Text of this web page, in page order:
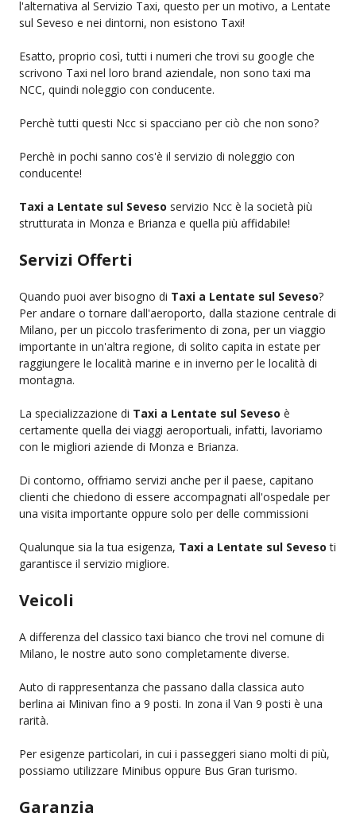
l'alternativa al Servizio Taxi, questo per un motivo, a Lentate
sul Seveso e nei dintorni, non esistono Taxi!
Esatto, proprio così, tutti i numeri che trovi su google che
scrivono Taxi nel loro brand aziendale, non sono taxi ma
NCC, quindi noleggio con conducente.
Perchè tutti questi Ncc si spacciano per ciò che non sono?
Perchè in pochi sanno cos'è il servizio di noleggio con
conducente!
Taxi a Lentate sul Seveso servizio Ncc è la società più
strutturata in Monza e Brianza e quella più affidabile!
Servizi Offerti
Quando puoi aver bisogno di Taxi a Lentate sul Seveso?
Per andare o tornare dall'aeroporto, dalla stazione centrale di
Milano, per un piccolo trasferimento di zona, per un viaggio
importante in un'altra regione, di solito capita in estate per
raggiungere le località marine e in inverno per le località di
montagna.
La specializzazione di Taxi a Lentate sul Seveso è
certamente quella dei viaggi aeroportuali, infatti, lavoriamo
con le migliori aziende di Monza e Brianza.
Di contorno, offriamo servizi anche per il paese, capitano
clienti che chiedono di essere accompagnati all'ospedale per
una visita importante oppure solo per delle commissioni
Qualunque sia la tua esigenza, Taxi a Lentate sul Seveso ti
garantisce il servizio migliore.
Veicoli
A differenza del classico taxi bianco che trovi nel comune di
Milano, le nostre auto sono completamente diverse.
Auto di rappresentanza che passano dalla classica auto
berlina ai Minivan fino a 9 posti. In zona il Van 9 posti è una
rarità.
Per esigenze particolari, in cui i passeggeri siano molti di più,
possiamo utilizzare Minibus oppure Bus Gran turismo.
Garanzia